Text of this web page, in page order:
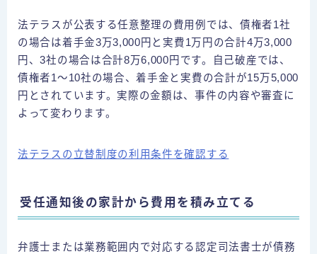
法テラスが公表する任意整理の費用例では、債権者1社
の場合は着手金3万3,000円と実費1万円の合計4万3,000
円、3社の場合は合計8万6,000円です。自己破産では、
債権者1〜10社の場合、着手金と実費の合計が15万5,000
円とされています。実際の金額は、事件の内容や審査に
よって変わります。
法テラスの立替制度の利用条件を確認する
受任通知後の家計から費用を積み立てる
弁護士または業務範囲内で対応する認定司法書士が債務